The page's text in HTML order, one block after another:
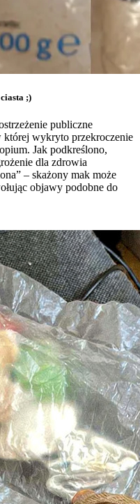
;)
publiczne
której wykryto przekroczenie
Jak podkreślono,
dla zdrowia
– skażony mak może
objawy podobne do